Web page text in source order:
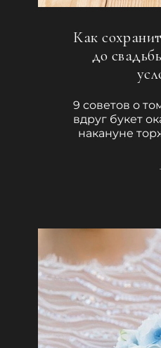
Как
до
9 советов о
вдруг букет
накануне